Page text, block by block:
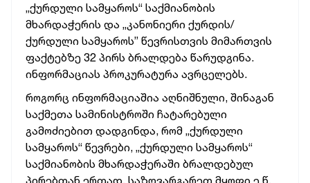
„ქურდული სამყაროს“ საქმიანობის
მხარდაჭერის და „კანონიერი ქურდის/
ქურდული სამყაროს” წევრისთვის მიმართვის
ფაქტებზე 32 პირს ბრალდება წარუდგინა.
ინფორმაციას პროკურატურა ავრცელებს.
როგორც ინფორმაციაშია აღნიშნული, შინაგან
საქმეთა სამინისტროში ჩატარებული
გამოძიებით დადგინდა, რომ „ქურდული
სამყაროს“ წევრები, „ქურდული სამყაროს“
საქმიანობის მხარდაჭერაში ბრალდებულ
პირებთან ერთად, საზღვარგარეთ მყოფი ე.წ.